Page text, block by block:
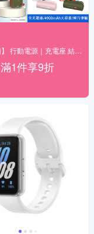
滿1件享9折